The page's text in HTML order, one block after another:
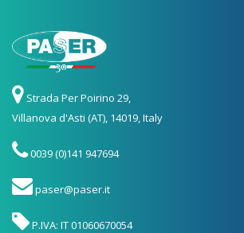
Strada Per Poirino 29,
Villanova d'Asti (AT), 14019, Italy
0039 (0)141 947694
paser@paser.it
P.IVA: IT 01060670054